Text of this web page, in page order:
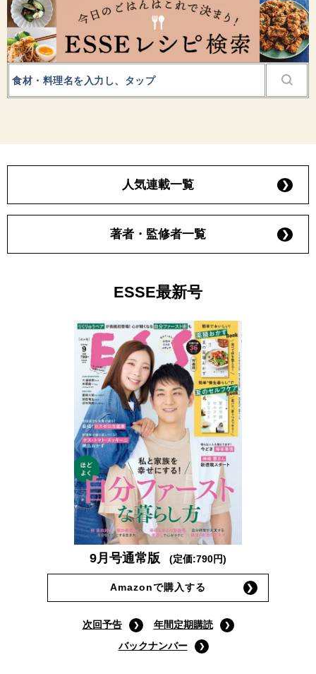
人気連載一覧
著者・監修者一覧
ESSE最新号
9月号通常版 (定価:790円)
Amazonで購入する
次回予告
年間定期購読
バックナンバー